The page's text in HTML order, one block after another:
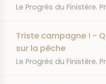
JOURNAL
Le Progrès du Finistère.
Triste campagne ! -
sur la pêche
JOURNAL
Le Progrès du Finistère.